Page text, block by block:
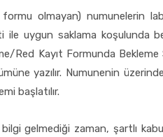
olmayan) numunelerin
uygun saklama koşulunda
Kayıt Formunda Bekleme
yazılır. Numunenin
başlatılır.
gelmediği zaman, şartlı